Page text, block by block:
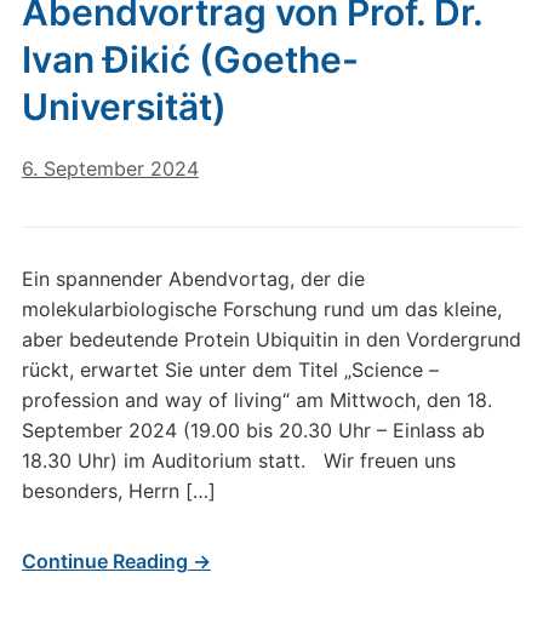
Abendvortrag von Prof. Dr.
Ivan Đikić (Goethe-
Universität)
6. September 2024
Ein spannender Abendvortag, der die
molekularbiologische Forschung rund um das kleine,
aber bedeutende Protein Ubiquitin in den Vordergrund
rückt, erwartet Sie unter dem Titel „Science –
profession and way of living“ am Mittwoch, den 18.
September 2024 (19.00 bis 20.30 Uhr – Einlass ab
18.30 Uhr) im Auditorium statt. Wir freuen uns
besonders, Herrn […]
Continue Reading →